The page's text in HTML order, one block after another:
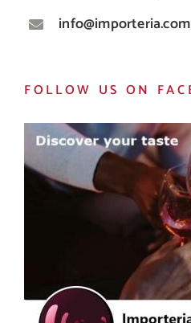
info@importeria.com
FOLLOW US ON